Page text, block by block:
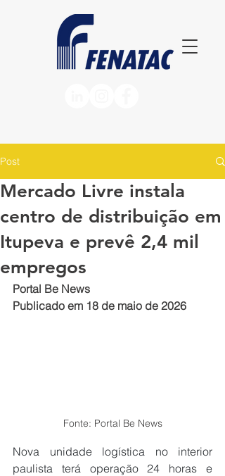
Post
Mercado Livre instala
centro de distribuição em
Itupeva e prevê 2,4 mil
empregos
Portal Be News
Publicado em 18 de maio de 2026
Fonte: Portal Be News
Nova unidade logística no interior
paulista terá operação 24 horas e